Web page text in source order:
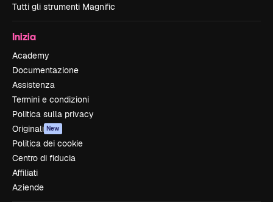
Tutti gli strumenti Magnific
Inizia
Academy
Documentazione
Assistenza
Termini e condizioni
Politica sulla privacy
Originali New
Politica dei cookie
Centro di fiducia
Affiliati
Aziende